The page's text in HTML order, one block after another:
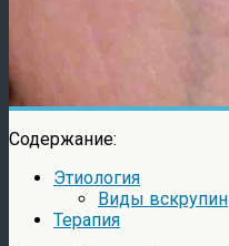
Содержание:
Этиология
Виды вскрупин
Терапия